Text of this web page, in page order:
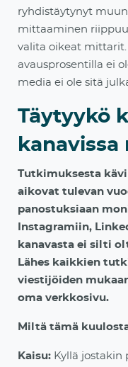
ryhdistäytynyt muun
mittaaminen riippuu
valita oikeat
avausprosentilla ei
media ei ole sitä
Täytyykö
kanavissa
Tutkimuksesta
aikovat tulevan
panostuksiaan
Instagramiin,
kanavasta ei silti
Lähes kaikkien
viestijöiden
oma verkkosivu.
Miltä tämä
Kaisu: Kyllä jostakin